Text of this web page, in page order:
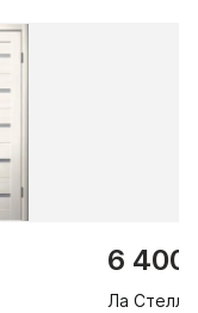
6 400
Ла Стелла